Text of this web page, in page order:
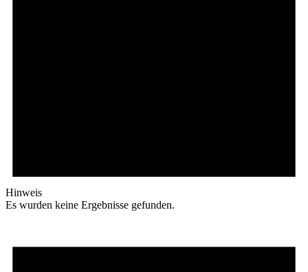
Hinweis
Es wurden keine Ergebnisse gefunden.